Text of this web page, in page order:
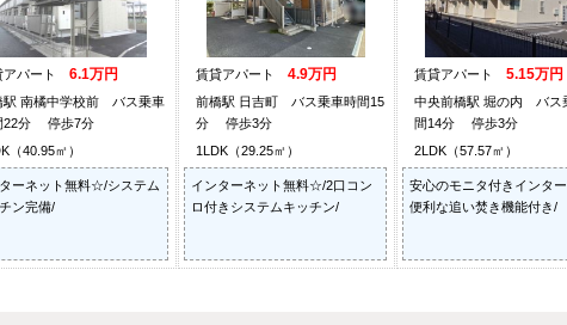
アパート 6.1万円
駅 南橘中学校前 バス乗車
22分 停歩7分
（40.95㎡）
ーネット無料☆/システム
ン完備/
賃貸アパート 4.9万円
前橋駅 日吉町 バス乗車時間15
分 停歩3分
1LDK（29.25㎡）
インターネット無料☆/2口コン
ロ付きシステムキッチン/
賃貸アパート 5.15万円
中央前橋駅 堀の内 バス
間14分 停歩3分
2LDK（57.57㎡）
安心のモニタ付きインタ
便利な追い焚き機能付き/